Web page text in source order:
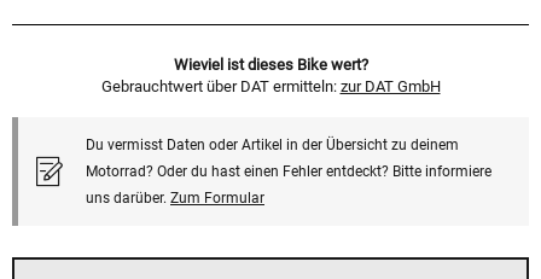
Wieviel ist dieses Bike wert?
Gebrauchtwert über DAT ermitteln: zur DAT GmbH
Du vermisst Daten oder Artikel in der Übersicht zu deinem
Motorrad? Oder du hast einen Fehler entdeckt? Bitte informiere
uns darüber. Zum Formular